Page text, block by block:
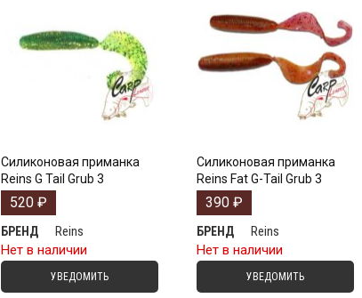
Силиконовая приманка
Reins G Tail Grub 3
520 ₽
БРЕНД
Reins
Нет в наличии
УВЕДОМИТЬ
Силиконовая приманка
Reins Fat G-Tail Grub 3
390 ₽
БРЕНД
Reins
Нет в наличии
УВЕДОМИТЬ